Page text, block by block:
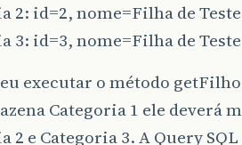
this.idPai = idPai;
this.nome = nome;
2: id=2, nome=Filha de
3: id=3, nome=Filha de
executar o método
Categoria 1 ele deverá
2 e Categoria 3. A Query